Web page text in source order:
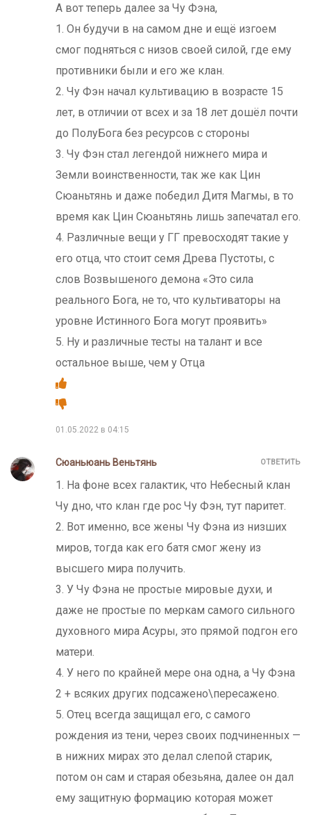
А вот теперь далее за Чу Фэна,
1. Он будучи в на самом дне и ещё изгоем
смог подняться с низов своей силой, где ему
противники были и его же клан.
2. Чу Фэн начал культивацию в возрасте 15
лет, в отличии от всех и за 18 лет дошёл почти
до ПолуБога без ресурсов с стороны
3. Чу Фэн стал легендой нижнего мира и
Земли воинственности, так же как Цин
Сюаньтянь и даже победил Дитя Магмы, в то
время как Цин Сюаньтянь лишь запечатал его.
4. Различные вещи у ГГ превосходят такие у
его отца, что стоит семя Древа Пустоты, с
слов Возвышеного демона «Это сила
реального Бога, не то, что культиваторы на
уровне Истинного Бога могут проявить»
5. Ну и различные тесты на талант и все
остальное выше, чем у Отца
01.05.2022 в 04:15
Сюаньюань Веньтянь
1. На фоне всех галактик, что Небесный клан
Чу дно, что клан где рос Чу Фэн, тут паритет.
2. Вот именно, все жены Чу Фэна из низших
миров, тогда как его батя смог жену из
высшего мира получить.
3. У Чу Фэна не простые мировые духи, и
даже не простые по меркам самого сильного
духовного мира Асуры, это прямой подгон его
матери.
4. У него по крайней мере она одна, а Чу Фэна
2 + всяких других подсажено\пересажено.
5. Отец всегда защищал его, с самого
рождения из тени, через своих подчиненных —
в нижних мирах это делал слепой старик,
потом он сам и старая обезьяна, далее он дал
ему защитную формацию которая может
ОТВЕТИТЬ